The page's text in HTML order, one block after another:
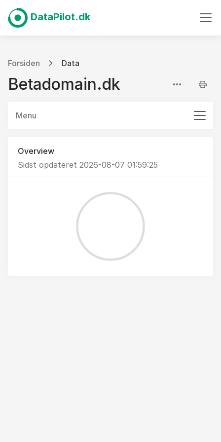
DataPilot.dk
Forsiden Data
Betadomain.dk
Menu
Overview
Sidst opdateret 2026-08-07 01:59:25